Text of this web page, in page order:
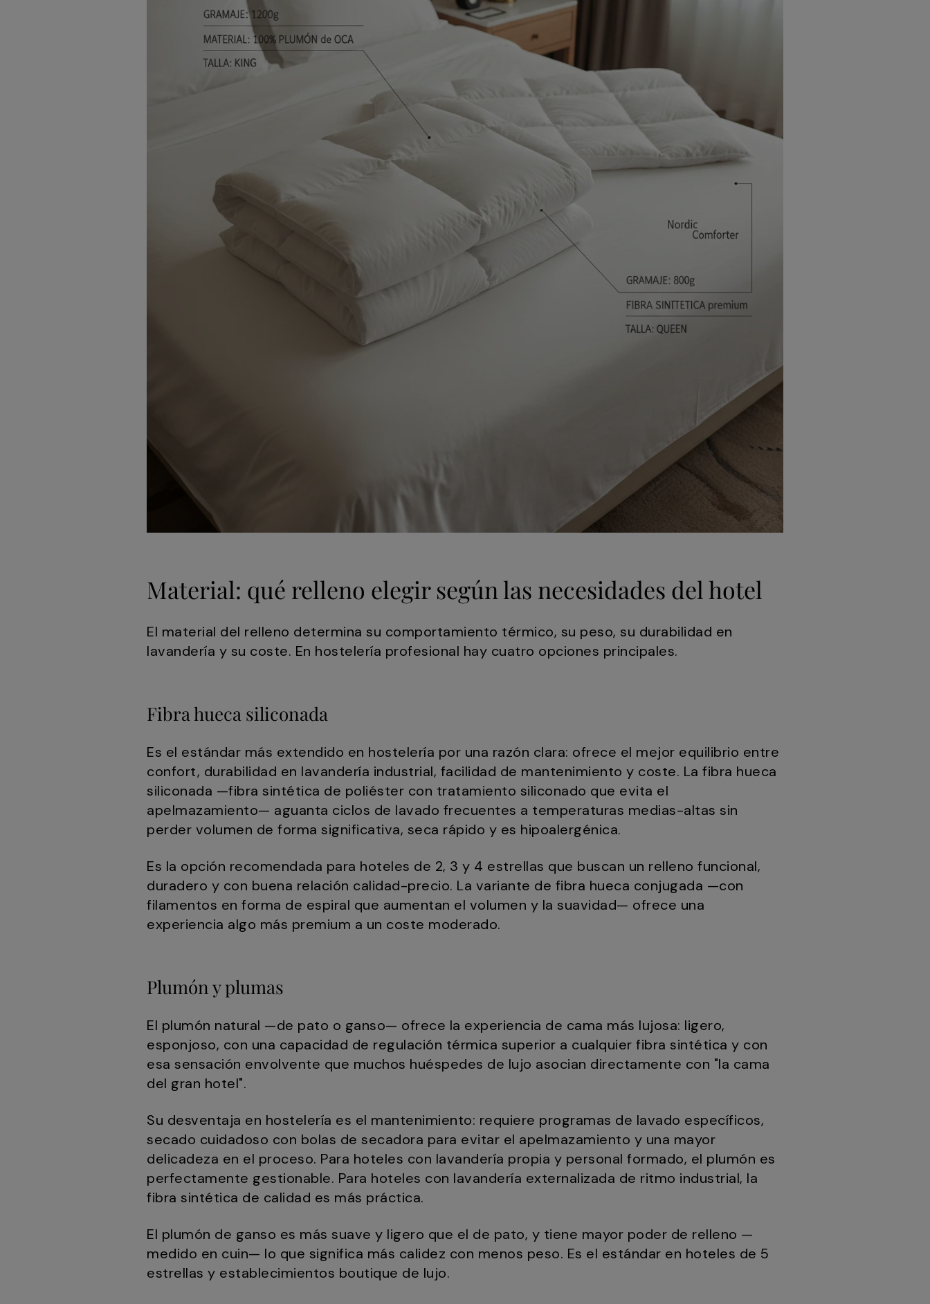
Material: qué relleno elegir según las necesidades del hotel
El material del relleno determina su comportamiento térmico, su peso, su durabilidad en
lavandería y su coste. En hostelería profesional hay cuatro opciones principales.
Fibra hueca siliconada
Es el estándar más extendido en hostelería por una razón clara: ofrece el mejor equilibrio entre
confort, durabilidad en lavandería industrial, facilidad de mantenimiento y coste. La fibra hueca
siliconada —fibra sintética de poliéster con tratamiento siliconado que evita el
apelmazamiento— aguanta ciclos de lavado frecuentes a temperaturas medias-altas sin
perder volumen de forma significativa, seca rápido y es hipoalergénica.
Es la opción recomendada para hoteles de 2, 3 y 4 estrellas que buscan un relleno funcional,
duradero y con buena relación calidad-precio. La variante de fibra hueca conjugada —con
filamentos en forma de espiral que aumentan el volumen y la suavidad— ofrece una
experiencia algo más premium a un coste moderado.
Plumón y plumas
El plumón natural —de pato o ganso— ofrece la experiencia de cama más lujosa: ligero,
esponjoso, con una capacidad de regulación térmica superior a cualquier fibra sintética y con
esa sensación envolvente que muchos huéspedes de lujo asocian directamente con "la cama
del gran hotel".
Su desventaja en hostelería es el mantenimiento: requiere programas de lavado específicos,
secado cuidadoso con bolas de secadora para evitar el apelmazamiento y una mayor
delicadeza en el proceso. Para hoteles con lavandería propia y personal formado, el plumón es
perfectamente gestionable. Para hoteles con lavandería externalizada de ritmo industrial, la
fibra sintética de calidad es más práctica.
El plumón de ganso es más suave y ligero que el de pato, y tiene mayor poder de relleno —
medido en cuin— lo que significa más calidez con menos peso. Es el estándar en hoteles de 5
estrellas y establecimientos boutique de lujo.